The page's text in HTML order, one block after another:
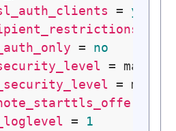
= yes
= no
= 1